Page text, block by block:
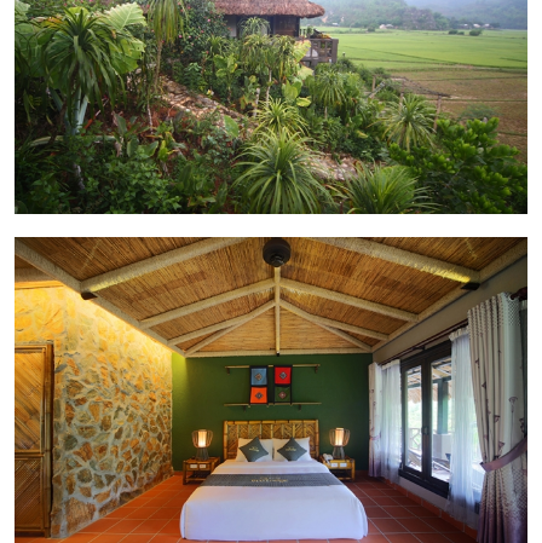
Trẻ em từ 6-11: 400.000vnđ/ trẻ/ khứ hồi
Dưới 5 tuổi: miễn phí xe bus, miễn phí tối đa
1 trẻ/1 phòng, trẻ thứ 2 dưới 5 tuối tính
350,000vnd/khứ hồi.
Các dịch vụ khác:
Chỉ phuc vụ thực đơn set cố định và phải đặt
trước ít nhất 01 ngày, nếu đặt tại lodge mức
Đoàn từ 4 phòng trở lên sẽ yêu cầu bắt buộc
đặt tối thiểu 1 bữa ăn chính SET
250.000vnd/khách hoặc 300.000vnd/khách.
Khách đặt phòng ngày thường (CN tới thứ 6)
từ 10 phòng trở lên sẽ yêu cầu 1 bữa ăn
chính bắt buộc, thực đơn tối thiểu SET
250.000vnd/khách.
Điều kiện đặt & nhận phòng
Giờ nhận phòng tiêu chuẩn: 14:00 giờ chiều
Giờ trả phòng tiêu chuẩn: 12:00 giờ trưa